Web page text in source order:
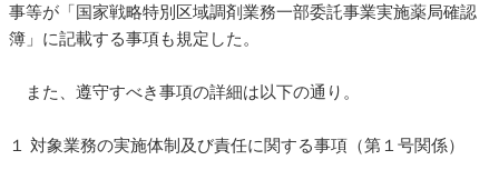
事等が「国家戦略特別区域調剤業務一部委託事業実施薬局確認
簿」に記載する事項も規定した。
また、遵守すべき事項の詳細は以下の通り。
１ 対象業務の実施体制及び責任に関する事項（第１号関係）